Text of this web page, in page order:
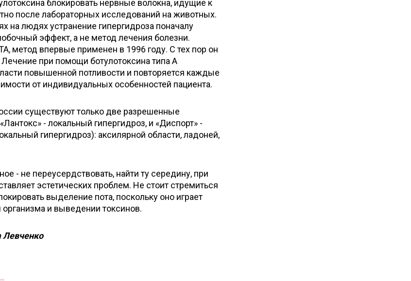
блокировать нервные волокна, идущие к
после лабораторных исследований на животных.
на людях устранение гипергидроза поначалу
эффект, а не метод лечения болезни.
метод впервые применен в 1996 году. С тех пор он
Лечение при помощи ботулотоксина типа А
повышенной потливости и повторяется каждые
от индивидуальных особенностей пациента.
существуют только две разрешенные
- локальный гипергидроз, и «Диспорт» -
гипергидроз): аксилярной области, ладоней,
- не переусердствовать, найти ту середину, при
эстетических проблем. Не стоит стремиться
выделение пота, поскольку оно играет
и выведении токсинов.
Левченко